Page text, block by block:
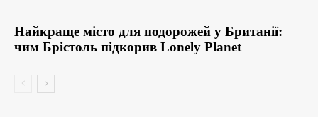
Найкраще місто для подорожей у Британії:
чим Брістоль підкорив Lonely Planet